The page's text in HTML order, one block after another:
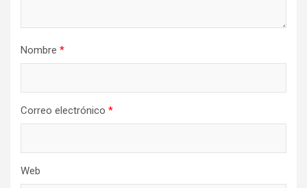
Nombre *
Correo electrónico *
Web